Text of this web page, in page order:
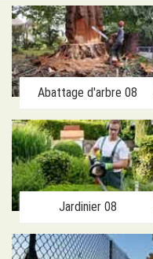
Abattage d'arbre 08
Jardinier 08